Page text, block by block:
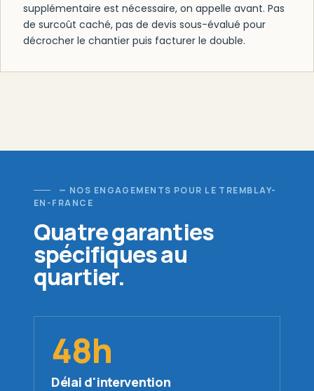
supplémentaire est nécessaire, on appelle avant. Pas
de surcoût caché, pas de devis sous-évalué pour
décrocher le chantier puis facturer le double.
— NOS ENGAGEMENTS POUR LE TREMBLAY-
EN-FRANCE
Quatre garanties
spécifiques au
quartier.
48h
Délai d'intervention